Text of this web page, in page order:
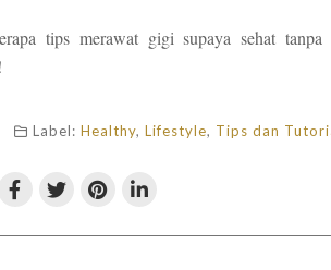
tips merawat gigi supaya sehat tanpa
Label: Healthy, Lifestyle, Tips dan